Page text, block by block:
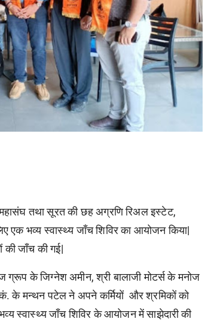
महासंघ तथा सूरत की छह अग्रणि रिअल इस्टेट,
एक भव्य स्वास्थ्य जाँच शिविर का आयोजन किया|
की जाँच की गई|
ग्रूप के जिग्नेश अमीन, श्री बालाजी मोटर्स के मनोज
कं. के मन्थन पटेल ने अपने कर्मियों और श्रमिकों को
स्वास्थ्य जाँच शिविर के आयोजन में साझेदारी की